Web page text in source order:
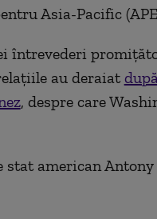
Asia-Pacific
întrevederi
au deraiat
, despre care
stat american